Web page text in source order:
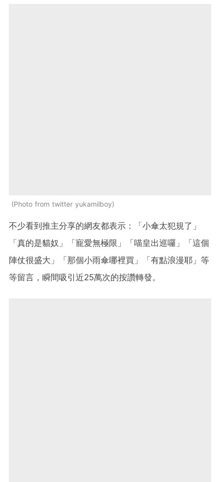
Photo from twitter yukamilboy
不少看到推主分享的網友都表示：「小傘太犯規了」
「真的是貓奴」「寵愛無極限」「喵皇出巡囉」「這個
陣仗很盛大」「那個小雨傘哪裡買」「有點浪漫耶」等
等留言，瞬間吸引近25萬次的按讚轉發。